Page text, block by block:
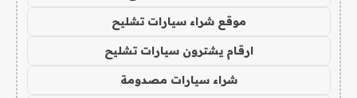
موقع شراء سيارات تشليح
ارقام يشترون سيارات تشليح
شراء سيارات مصدومة